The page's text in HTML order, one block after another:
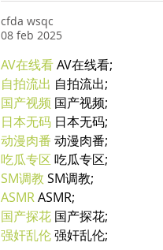
cfda wsqc
08 feb 2025
AV在线看 AV在线看;
自拍流出 自拍流出;
国产视频 国产视频;
日本无码 日本无码;
动漫肉番 动漫肉番;
吃瓜专区 吃瓜专区;
SM调教 SM调教;
ASMR ASMR;
国产探花 国产探花;
强奸乱伦 强奸乱伦;